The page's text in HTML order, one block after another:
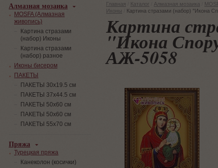
Главная Каталог Алмазная мозаика
Иконы
Картина стразами (набор) "Икона
Картина
"Икона
АЖ-5058
Алмазная мозаика
MOSFA (Алмазная
живопись)
Картина стразами
(набор) Иконы
Картина стразами
(набор) разное
Иконы бисером
ПАКЕТЫ
ПАКЕТЫ 30х19.5 см
ПАКЕТЫ 37х44.5 см
ПАКЕТЫ 50х60 см
ПАКЕТЫ 50х60 см
ПАКЕТЫ 55х70 см
Пряжа
Турецкая пряжа
Канеколон (косички)